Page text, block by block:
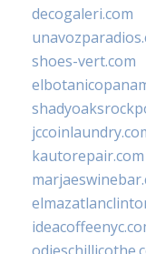
decogaleri.com
shoes-vert.com
kautorepair.com